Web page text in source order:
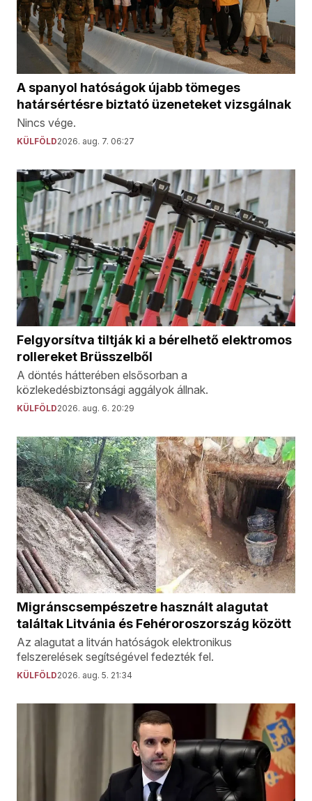
A spanyol hatóságok újabb tömeges
határsértésre biztató üzeneteket vizsgálnak
Nincs vége.
KÜLFÖLD2026. aug. 7. 06:27
Felgyorsítva tiltják ki a bérelhető elektromos
rollereket Brüsszelből
A döntés hátterében elsősorban a
közlekedésbiztonsági aggályok állnak.
KÜLFÖLD2026. aug. 6. 20:29
Migránscsempészetre használt alagutat
találtak Litvánia és Fehéroroszország között
Az alagutat a litván hatóságok elektronikus
felszerelések segítségével fedezték fel.
KÜLFÖLD2026. aug. 5. 21:34